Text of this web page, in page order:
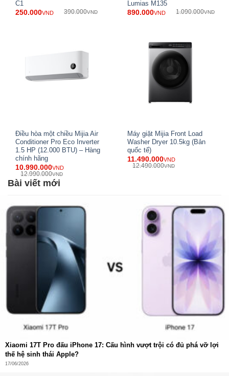
C1
250.000VND 390.000VND
Lumias M135
890.000VND 1.090.000VND
Điều hòa một chiều Mijia Air
Conditioner Pro Eco Inverter
1.5 HP (12.000 BTU) – Hàng
chính hãng
10.990.000VND
12.990.000VND
Máy giặt Mijia Front Load
Washer Dryer 10.5kg (Bản
quốc tế)
11.490.000VND
12.490.000VND
Bài viết mới
Xiaomi 17T Pro đấu iPhone 17: Cấu hình vượt trội có đủ phá vỡ lợi
thế hệ sinh thái Apple?
17/06/2026